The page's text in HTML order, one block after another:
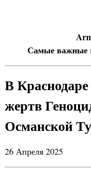
Самые важные
В
жертв
Османской
26 Апреля 2025